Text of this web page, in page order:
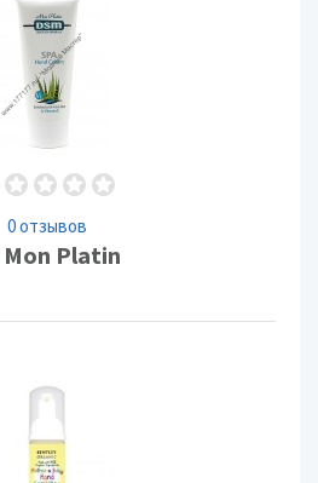
0 отзывов
Platin